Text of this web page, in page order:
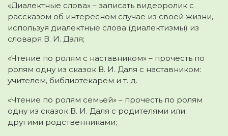
«Диалектные слова» – записать видеоролик с
рассказом об интересном случае из своей жизни,
используя диалектные слова (диалектизмы) из
словаря В. И. Даля;
«Чтение по ролям с наставником» – прочесть по
ролям одну из сказок В. И. Даля с наставником:
учителем, библиотекарем и т. д.
«Чтение по ролям семьей» – прочесть по ролям
одну из сказок В. И. Даля с родителями или
другими родственниками;